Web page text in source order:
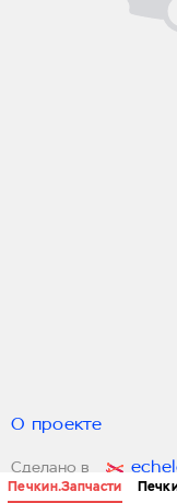
Печкин.Запчасти
О проекте
Сделано в